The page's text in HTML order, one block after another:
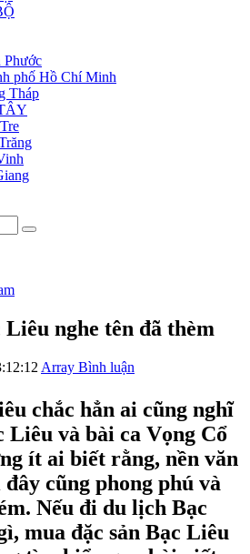
Phước
phố Hồ Chí Minh
Tháp
Liêu nghe tên đã thèm
Array Bình luận
chắc hẳn ai cũng nghĩ
Liêu và bài ca Vọng Cổ
ít ai biết rằng, nền văn
cũng phong phú và
Nếu đi du lịch Bạc
mua đặc sản Bạc Liêu